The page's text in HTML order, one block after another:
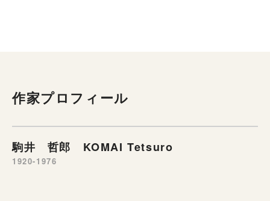
作家プロフィール
駒井 哲郎 KOMAI Tetsuro
1920-1976